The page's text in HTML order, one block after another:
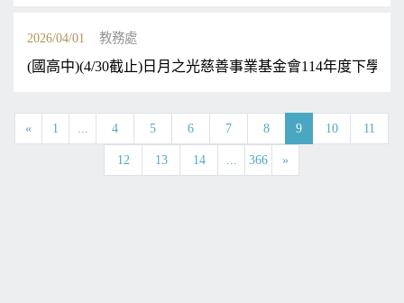
2026/04/01 教務處
(國高中)(4/30截止)日月之光慈善事業基金會114年度下學期
« 1 ... 4 5 6 7 8 9 10 11
12 13 14 ... 366 »